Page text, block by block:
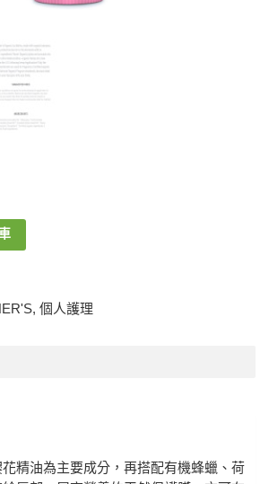
, 個人護理
精油為主要成分，再搭配有機蜂蠟、荷